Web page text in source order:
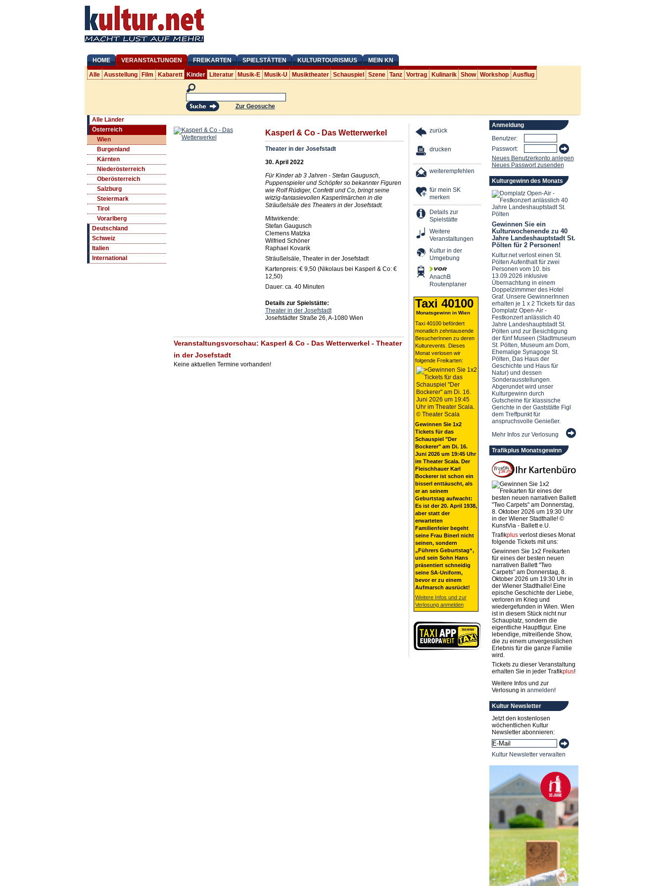
HOME VERANSTALTUNGEN FREIKARTEN SPIELSTÄTTEN KULTURTOURISMUS MEIN KN
Alle Ausstellung Film Kabarett Kinder Literatur Musik-E Musik-U Musiktheater Schauspiel Szene Tanz Vortrag Kulinarik Show Workshop Ausflug
Zur Geosuche
Alle Länder
Österreich
Wien
Burgenland
Kärnten
Niederösterreich
Oberösterreich
Salzburg
Steiermark
Tirol
Vorarlberg
Deutschland
Schweiz
Italien
International
Kasperl & Co - Das Wetterwerkel
Theater in der Josefstadt
30. April 2022
Für Kinder ab 3 Jahren - Stefan Gaugusch,
Puppenspieler und Schöpfer so bekannter Figuren
wie Rolf Rüdiger, Confetti und Co, bringt seine
witzig-fantasievollen Kasperlmärchen in die
Sträußelsäle des Theaters in der Josefstadt.
Mitwirkende:
Stefan Gaugusch
Clemens Matzka
Wilfried Schöner
Raphael Kovarik
Sträußelsäle, Theater in der Josefstadt
Kartenpreis: € 9,50 (Nikolaus bei Kasperl & Co: €
12,50)
Dauer: ca. 40 Minuten
Details zur Spielstätte:
Theater in der Josefstadt
Josefstädter Straße 26, A-1080 Wien
Veranstaltungsvorschau: Kasperl & Co - Das Wetterwerkel - Theater
in der Josefstadt
Keine aktuellen Termine vorhanden!
zurück
drucken
weiterempfehlen
für mein SK
merken
Details zur
Spielstätte
Weitere
Veranstaltungen
Kultur in der
Umgebung
AnachB
Routenplaner
Taxi 40100
Monatsgewinn in Wien
Taxi 40100 befördert
monatlich zehntausende
BesucherInnen zu deren
Kulturevents. Dieses
Monat verlosen wir
folgende Freikarten:
Gewinnen Sie 1x2
Tickets für das
Schauspiel "Der
Bockerer" am Di. 16.
Juni 2026 um 19:45 Uhr
im Theater Scala. Der
Fleischhauer Karl
Bockerer ist schon ein
bisserl enttäuscht, als
er an seinem
Geburtstag aufwacht:
Es ist der 20. April 1938,
aber statt der
erwarteten
Familienfeier begeht
seine Frau Binerl nicht
seinen, sondern
„Führers Geburtstag“,
und sein Sohn Hans
präsentiert schneidig
seine SA-Uniform,
bevor er zu einem
Aufmarsch ausrückt!
Weitere Infos und zur
Verlosung anmelden
Anmeldung
Benutzer:
Passwort:
Neues Benutzerkonto anlegen
Neues Passwort zusenden
Kulturgewinn des Monats
Gewinnen Sie ein
Kulturwochenende zu 40
Jahre Landeshauptstadt St.
Pölten für 2 Personen!
Kultur.net verlost einen St.
Pölten Aufenthalt für zwei
Personen vom 10. bis
13.09.2026 inklusive
Übernachtung in einem
Doppelzimmmer des Hotel
Graf. Unsere GewinnerInnen
erhalten je 1 x 2 Tickets für das
Domplatz Open-Air -
Festkonzert anlässlich 40
Jahre Landeshauptstadt St.
Pölten und zur Besichtigung
der fünf Museen (Stadtmuseum
St. Pölten, Museum am Dom,
Ehemalige Synagoge St.
Pölten, Das Haus der
Geschichte und Haus für
Natur) und dessen
Sonderausstellungen.
Abgerundet wird unser
Kulturgewinn durch
Gutscheine für klassische
Gerichte in der Gaststätte Figl
dem Treffpunkt für
anspruchsvolle Genießer.
Mehr Infos zur Verlosung
Trafikplus Monatsgewinn
Trafikplusverlost dieses Monat
folgende Tickets mit uns:
Gewinnen Sie 1x2 Freikarten
für eines der besten neuen
narrativen Ballett "Two
Carpets" am Donnerstag, 8.
Oktober 2026 um 19:30 Uhr in
der Wiener Stadthalle! Eine
epische Geschichte der Liebe,
verloren im Krieg und
wiedergefunden in Wien. Wien
ist in diesem Stück nicht nur
Schauplatz, sondern die
eigentliche Hauptfigur. Eine
lebendige, mitreißende Show,
die zu einem unvergesslichen
Erlebnis für die ganze Familie
wird.
Tickets zu dieser Veranstaltung
erhalten Sie in jeder Trafikplus!
Weitere Infos und zur
Verlosung in anmelden!
Kultur Newsletter
Jetzt den kostenlosen
wöchentlichen Kultur
Newsletter abonnieren:
Kultur Newsletter verwalten